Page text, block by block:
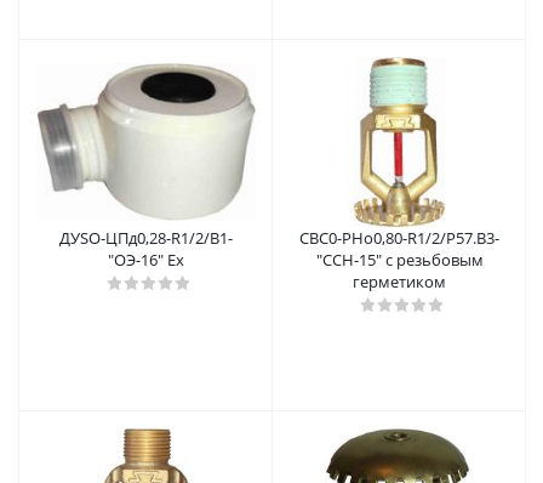
ДУSО-ЦПд0,28-R1/2/В1-
"ОЭ-16" Ex
СВС0-РНо0,80-R1/2/Р57.В3-
"ССН-15" с резьбовым
герметиком